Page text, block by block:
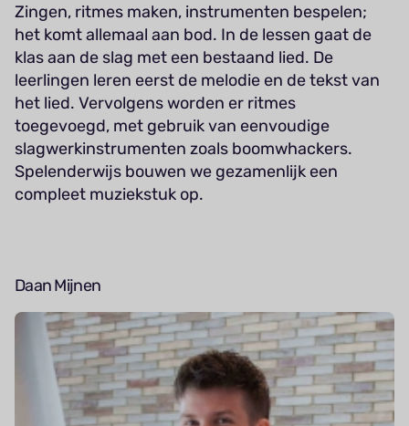
Zingen, ritmes maken, instrumenten bespelen;
het komt allemaal aan bod. In de lessen gaat de
klas aan de slag met een bestaand lied. De
leerlingen leren eerst de melodie en de tekst van
het lied. Vervolgens worden er ritmes
toegevoegd, met gebruik van eenvoudige
slagwerkinstrumenten zoals boomwhackers.
Spelenderwijs bouwen we gezamenlijk een
compleet muziekstuk op.
Daan Mijnen